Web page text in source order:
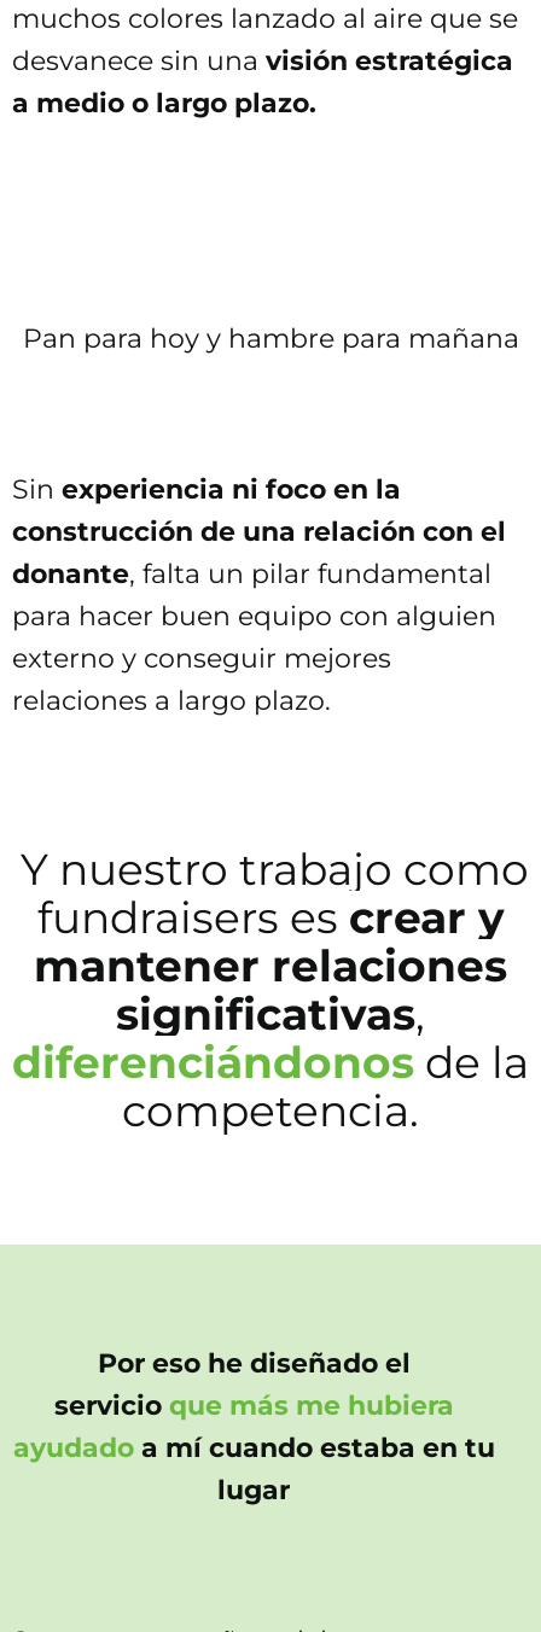
muchos colores lanzado al aire que se
desvanece sin una visión estratégica
a medio o largo plazo.
Pan para hoy y hambre para mañana
Sin experiencia ni foco en la
construcción de una relación con el
donante, falta un pilar fundamental
para hacer buen equipo con alguien
externo y conseguir mejores
relaciones a largo plazo.
Y nuestro trabajo como
fundraisers es crear y
mantener relaciones
significativas,
diferenciándonos de la
competencia.
Por eso he diseñado el
servicioque más me hubiera
ayudadoa mí cuando estaba en tu
lugar